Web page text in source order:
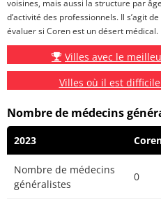
voisines, mais aussi la structure par
d’activité des professionnels. Il s’agit
évaluer si Coren est un désert médical.
Villes avec le
Villes où il est
Nombre de médecins
2023
Nombre de médecins
généralistes
0